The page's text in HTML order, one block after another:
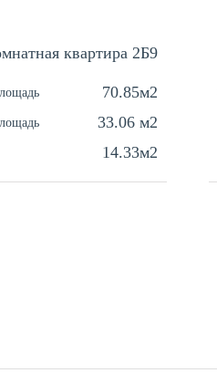
квартира 2Б9
70.85м2
33.06 м2
14.33м2